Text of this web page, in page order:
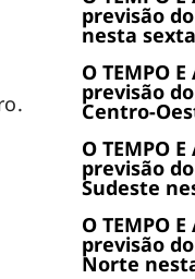
previsão
nesta
O TEMPO
previsão
Centro-
O TEMPO
previsão
Sudeste
O TEMPO
previsão
Norte